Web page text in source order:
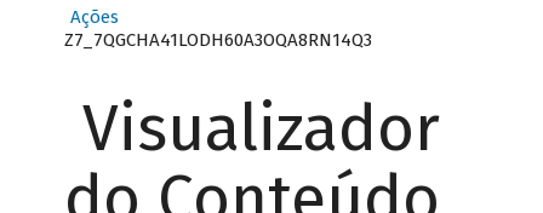
Ações
Z7_7QGCHA41LODH60A3OQA8RN14Q3
Visualizador